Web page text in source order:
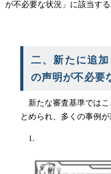
が不必要な状況」に該当す
二、新たに追
の声明が不必要
新たな審査基準では
とめられ、多くの事例
1.